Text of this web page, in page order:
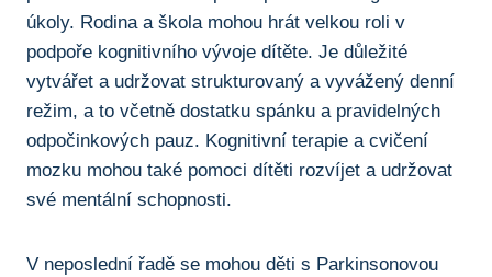
úkoly. Rodina⁣ a škola mohou hrát velkou roli v‌
podpoře kognitivního ⁣vývoje dítěte. Je důležité
vytvářet a ​udržovat strukturovaný a vyvážený denní
⁤režim, a to včetně dostatku‌ spánku a‍ pravidelných
odpočinkových pauz. Kognitivní terapie a cvičení
mozku⁢ mohou ⁣také pomoci dítěti rozvíjet a udržovat
⁢své mentální ⁤schopnosti.
V neposlední řadě​ se mohou děti ​s Parkinsonovou